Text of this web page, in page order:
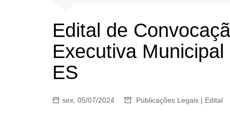
Edital de
Executiva
ES
sex, 05/07/2024 Publicações Legais | Edital